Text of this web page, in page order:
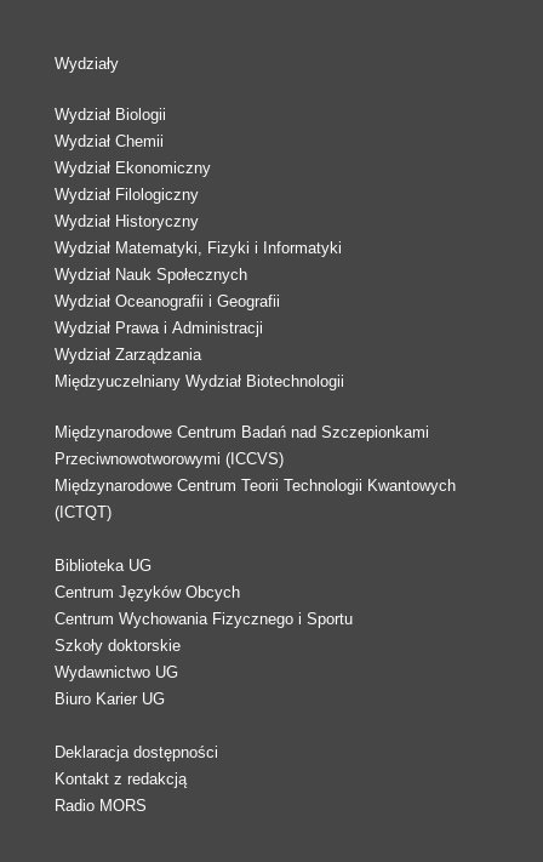
Wydziały
Wydział Biologii
Wydział Chemii
Wydział Ekonomiczny
Wydział Filologiczny
Wydział Historyczny
Wydział Matematyki, Fizyki i Informatyki
Wydział Nauk Społecznych
Wydział Oceanografii i Geografii
Wydział Prawa i Administracji
Wydział Zarządzania
Międzyuczelniany Wydział Biotechnologii
Międzynarodowe Centrum Badań nad Szczepionkami
Przeciwnowotworowymi (ICCVS)
Międzynarodowe Centrum Teorii Technologii Kwantowych
(ICTQT)
Biblioteka UG
Centrum Języków Obcych
Centrum Wychowania Fizycznego i Sportu
Szkoły doktorskie
Wydawnictwo UG
Biuro Karier UG
Deklaracja dostępności
Kontakt z redakcją
Radio MORS